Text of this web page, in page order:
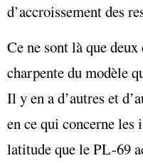
d’accroissement des
Ce ne sont là que
charpente du modèle
Il y en a d’autres et
en ce qui concerne les
latitude que le PL-69